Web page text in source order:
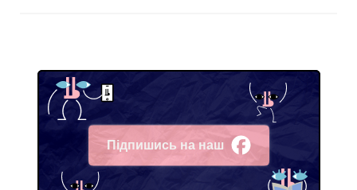
Підпишись на наш
Facebook